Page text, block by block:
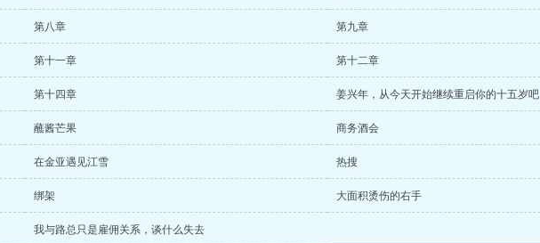
第八章 第九章
第十一章 第十二章
第十四章 姜兴年，从今天开始继续重启你的十五岁吧
蘸酱芒果 商务酒会
在金亚遇见江雪 热搜
绑架 大面积烫伤的右手
我与路总只是雇佣关系，谈什么失去